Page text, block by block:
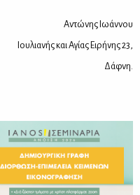
Αντώ­νης Ιω­άν­νου
Ιου­λια­νής και Αγί­ας Ει­ρή­νης 23,
Δάφ­νη.